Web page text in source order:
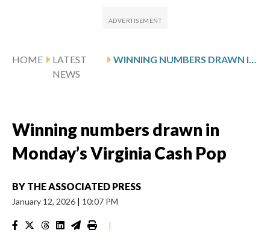
HOME
LATEST
NEWS
WINNING NUMBERS DRAWN IN MONDAY’S VIRGINIA CASH POP
Winning numbers drawn in
Monday’s Virginia Cash Pop
BY THE ASSOCIATED PRESS
January 12, 2026 | 10:07 PM
|